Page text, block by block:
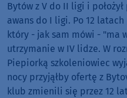
Bytów z V do II ligi i
awans do I ligi. Po 12
który - jak sam mówi - "ma
utrzymanie w IV lidze. W
Piepiorką szkoleniowiec
nocy przyjąłby ofertę z
klub zmienili się przez 12